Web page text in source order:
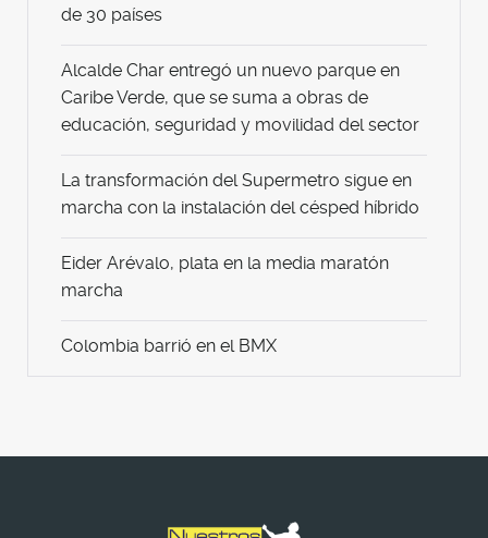
de 30 países
Alcalde Char entregó un nuevo parque en
Caribe Verde, que se suma a obras de
educación, seguridad y movilidad del sector
La transformación del Supermetro sigue en
marcha con la instalación del césped híbrido
Eider Arévalo, plata en la media maratón
marcha
Colombia barrió en el BMX